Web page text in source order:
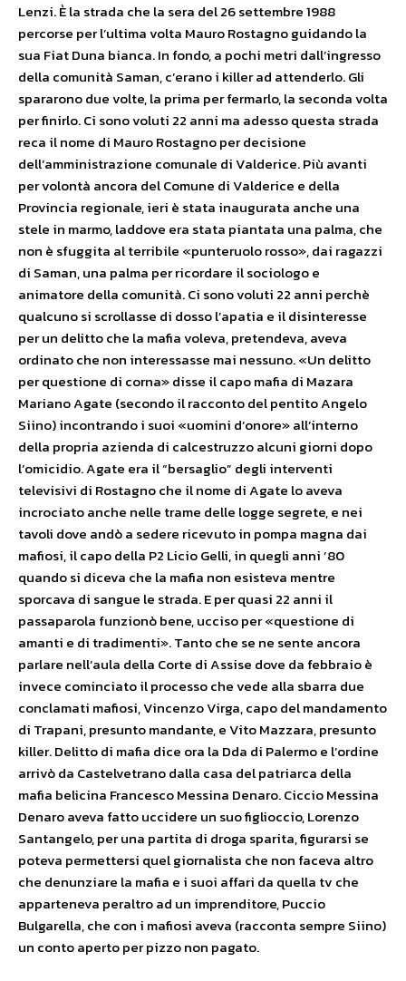
Lenzi. È la strada che la sera del 26 settembre 1988
percorse per l’ultima volta Mauro Rostagno guidando la
sua Fiat Duna bianca. In fondo, a pochi metri dall’ingresso
della comunità Saman, c’erano i killer ad attenderlo. Gli
spararono due volte, la prima per fermarlo, la seconda volta
per finirlo. Ci sono voluti 22 anni ma adesso questa strada
reca il nome di Mauro Rostagno per decisione
dell’amministrazione comunale di Valderice. Più avanti
per volontà ancora del Comune di Valderice e della
Provincia regionale, ieri è stata inaugurata anche una
stele in marmo, laddove era stata piantata una palma, che
non è sfuggita al terribile «punteruolo rosso», dai ragazzi
di Saman, una palma per ricordare il sociologo e
animatore della comunità. Ci sono voluti 22 anni perchè
qualcuno si scrollasse di dosso l’apatia e il disinteresse
per un delitto che la mafia voleva, pretendeva, aveva
ordinato che non interessasse mai nessuno. «Un delitto
per questione di corna» disse il capo mafia di Mazara
Mariano Agate (secondo il racconto del pentito Angelo
Siino) incontrando i suoi «uomini d’onore» all’interno
della propria azienda di calcestruzzo alcuni giorni dopo
l’omicidio. Agate era il “bersaglio” degli interventi
televisivi di Rostagno che il nome di Agate lo aveva
incrociato anche nelle trame delle logge segrete, e nei
tavoli dove andò a sedere ricevuto in pompa magna dai
mafiosi, il capo della P2 Licio Gelli, in quegli anni ’80
quando si diceva che la mafia non esisteva mentre
sporcava di sangue le strada. E per quasi 22 anni il
passaparola funzionò bene, ucciso per «questione di
amanti e di tradimenti». Tanto che se ne sente ancora
parlare nell’aula della Corte di Assise dove da febbraio è
invece cominciato il processo che vede alla sbarra due
conclamati mafiosi, Vincenzo Virga, capo del mandamento
di Trapani, presunto mandante, e Vito Mazzara, presunto
killer. Delitto di mafia dice ora la Dda di Palermo e l’ordine
arrivò da Castelvetrano dalla casa del patriarca della
mafia belicina Francesco Messina Denaro. Ciccio Messina
Denaro aveva fatto uccidere un suo figlioccio, Lorenzo
Santangelo, per una partita di droga sparita, figurarsi se
poteva permettersi quel giornalista che non faceva altro
che denunziare la mafia e i suoi affari da quella tv che
apparteneva peraltro ad un imprenditore, Puccio
Bulgarella, che con i mafiosi aveva (racconta sempre Siino)
un conto aperto per pizzo non pagato.